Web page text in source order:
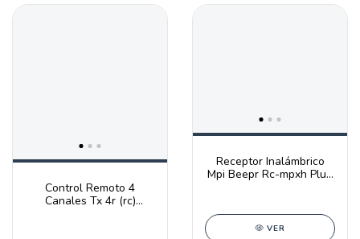
Control Remoto 4
Canales Tx 4r (rc)
Receptor Inalámbrico
Mpi Beepr Rc-mpxh Plug
VER